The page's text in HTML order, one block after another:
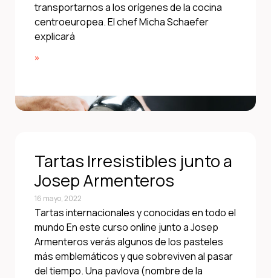
transportarnos a los orígenes de la cocina
centroeuropea. El chef Micha Schaefer
explicará
»
Tartas Irresistibles junto a
Josep Armenteros
16 mayo, 2022
Tartas internacionales y conocidas en todo el
mundo En este curso online junto a Josep
Armenteros verás algunos de los pasteles
más emblemáticos y que sobreviven al pasar
del tiempo. Una pavlova (nombre de la